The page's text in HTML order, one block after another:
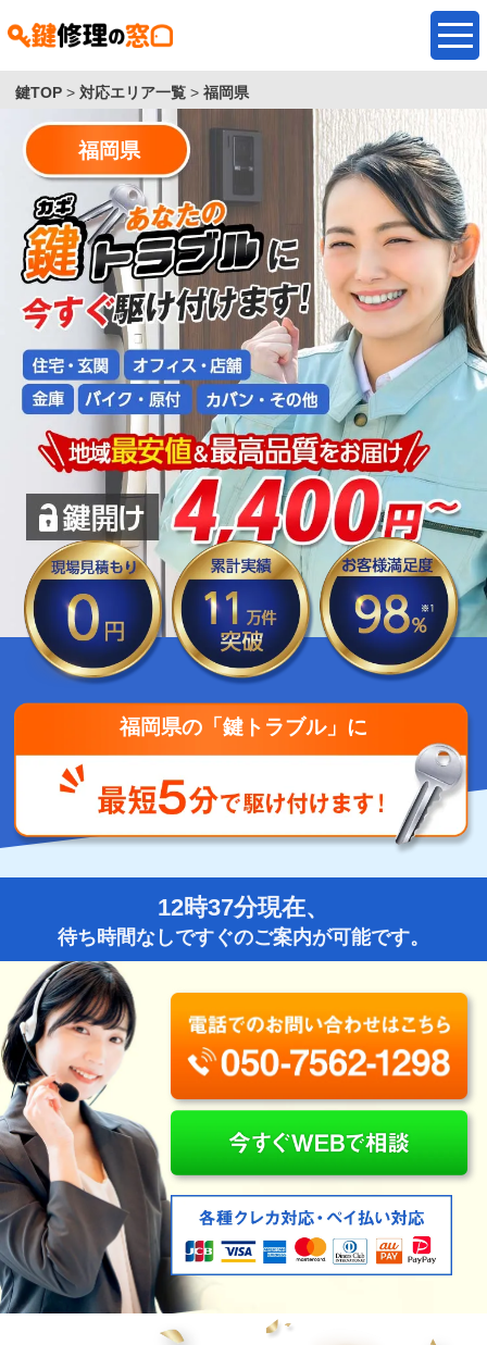
鍵TOP >対応エリア一覧 >福岡県
福岡県
福岡県の「鍵トラブル」に
12時37分現在、
待ち時間なしですぐのご案内が可能です。